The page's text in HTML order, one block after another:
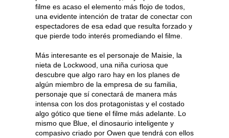
filme es acaso el elemento más flojo de todos,
una evidente intención de tratar de conectar con
espectadores de esa edad que resulta forzado y
que pierde todo interés promediando el filme.
Más interesante es el personaje de Maisie, la
nieta de Lockwood, una niña curiosa que
descubre que algo raro hay en los planes de
algún miembro de la empresa de su familia,
personaje que sí conectará de manera más
intensa con los dos protagonistas y el costado
algo gótico que tiene el filme más adelante. Lo
mismo que Blue, el dinosaurio inteligente y
compasivo criado por Owen que tendrá con ellos